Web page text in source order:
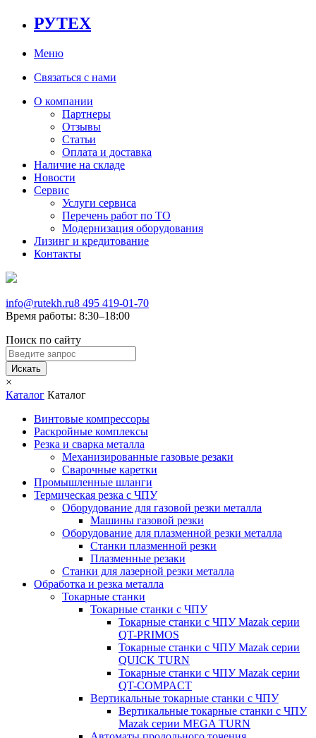
РУТЕХ
Меню
Связаться с нами
О компании
Партнеры
Отзывы
Статьи
Оплата и доставка
Наличие на складе
Новости
Сервис
Услуги сервиса
Перечень работ по ТО
Модернизация оборудования
Лизинг и кредитование
Контакты
info@rutekh.ru8 495 419-01-70
Время работы: 8:30–18:00
Поиск по сайту
Искать
×
Каталог Каталог
Винтовые компрессоры
Раскройные комплексы
Резка и сварка металла
Механизированные газовые резаки
Сварочные каретки
Промышленные шланги
Термическая резка с ЧПУ
Оборудование для газовой резки металла
Машины газовой резки
Оборудование для плазменной резки металла
Станки плазменной резки
Плазменные резаки
Станки для лазерной резки металла
Обработка и резка металла
Токарные станки
Токарные станки с ЧПУ
Токарные станки с ЧПУ Mazak серии
QT-PRIMOS
Токарные станки с ЧПУ Mazak серии
QUICK TURN
Токарные станки с ЧПУ Mazak серии
QT-COMPACT
Вертикальные токарные станки с ЧПУ
Вертикальные токарные станки с ЧПУ
Mazak серии MEGA TURN